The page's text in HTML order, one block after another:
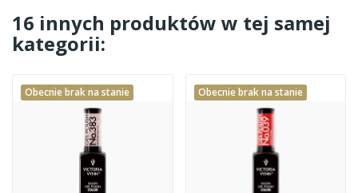
16 innych produktów w tej samej
kategorii:
Obecnie brak na stanie Obecnie brak na stanie